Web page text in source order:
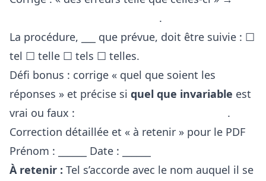
.
La procédure, ___ que prévue, doit être suivie : ☐
tel ☐ telle ☐ tels ☐ telles.
Défi bonus : corrige « quel que soient les
réponses » et précise si quel que invariable est
vrai ou faux :
.
Correction détaillée et « à retenir » pour le PDF
Prénom : ______ Date : ______
À retenir : Tel s’accorde avec le nom auquel il se